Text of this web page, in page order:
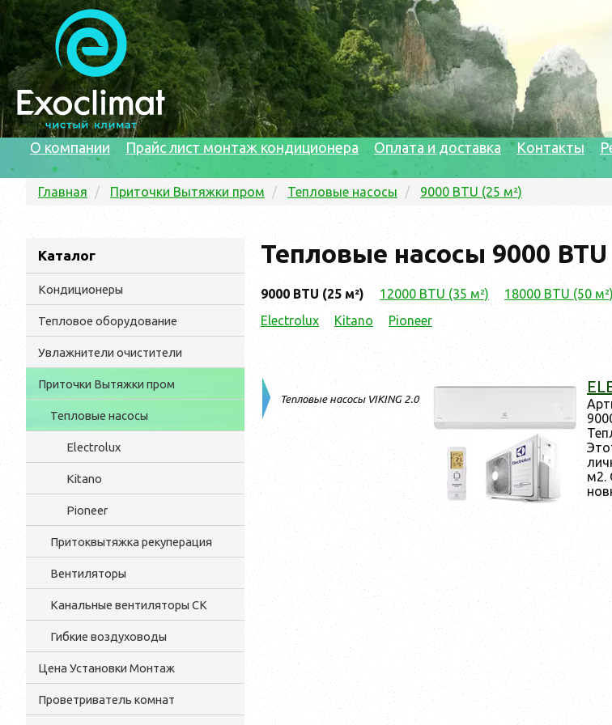
О компании Прайс лист монтаж кондиционера Оплата и доставка Контакты
Главная Приточки Вытяжки пром Тепловые насосы 9000 BTU (25 м²)
Каталог
Кондиционеры
Тепловое оборудование
Увлажнители очистители
Приточки Вытяжки пром
Тепловые насосы
Electrolux
Kitano
Pioneer
Притоквытяжка рекуперация
Вентиляторы
Канальные вентиляторы CK
Гибкие воздуховоды
Цена Установки Монтаж
Проветриватель комнат
Тепловые насосы 9000 BTU
9000 BTU (25 м²) 12000 BTU (35 м²) 18000 BTU (50 м²)
Electrolux
Kitano Pioneer
Тепловые насосы VIKING 2.0
м2.